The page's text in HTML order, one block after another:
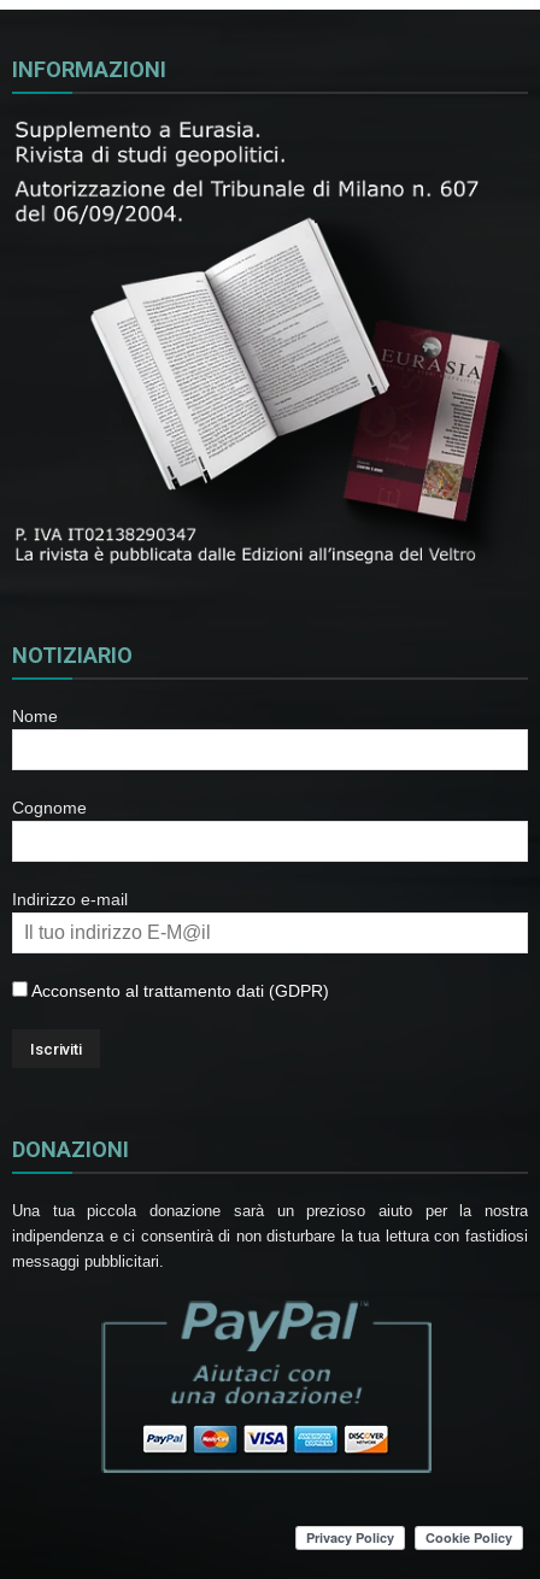
INFORMAZIONI
NOTIZIARIO
Nome
Cognome
Indirizzo e-mail
Acconsento al trattamento dati (GDPR)
DONAZIONI
Una tua piccola donazione sarà un prezioso aiuto per la nostra
indipendenza e ci consentirà di non disturbare la tua lettura con fastidiosi
messaggi pubblicitari.